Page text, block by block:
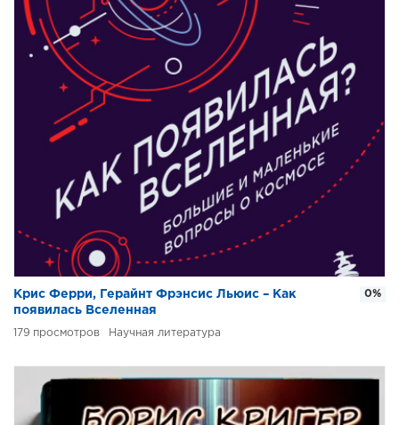
Крис Ферри, Герайнт Фрэнсис Льюис – Как
появилась Вселенная
179 Научная литература
0%